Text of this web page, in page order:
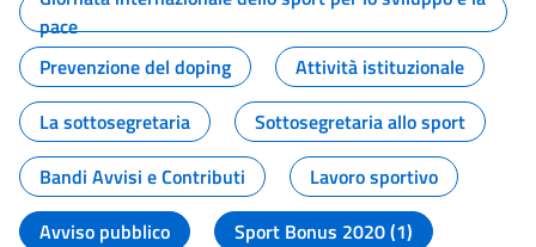
pace
Prevenzione del doping
Attività istituzionale
La sottosegretaria
Sottosegretaria allo sport
Bandi Avvisi e Contributi
Lavoro sportivo
Avviso pubblico
Sport Bonus 2020 (1)